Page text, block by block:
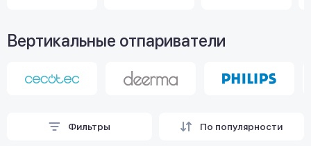
Вертикальные отпариватели
Фильтры По популярности